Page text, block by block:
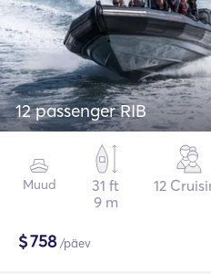
12 passenger RIB
Muud
31 ft
9 m
12
$758/päev